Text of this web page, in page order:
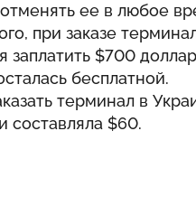
ее в любое
при заказе
заплатить $700
бесплатной.
терминал в
составляла $60.